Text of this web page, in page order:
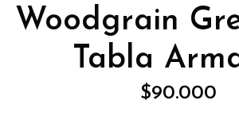
Woodgrain
Tabla
$90.000